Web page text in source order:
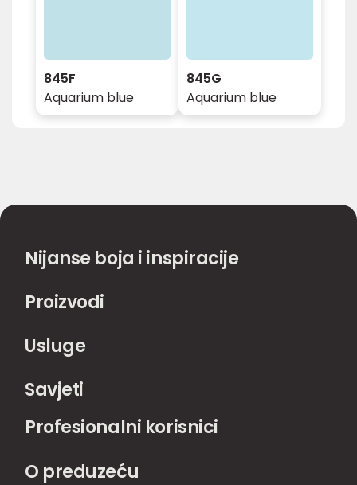
845F
Aquarium blue
845G
Aquarium blue
Nijanse boja i inspiracije
Proizvodi
Usluge
Savjeti
Profesionalni korisnici
O preduzeću